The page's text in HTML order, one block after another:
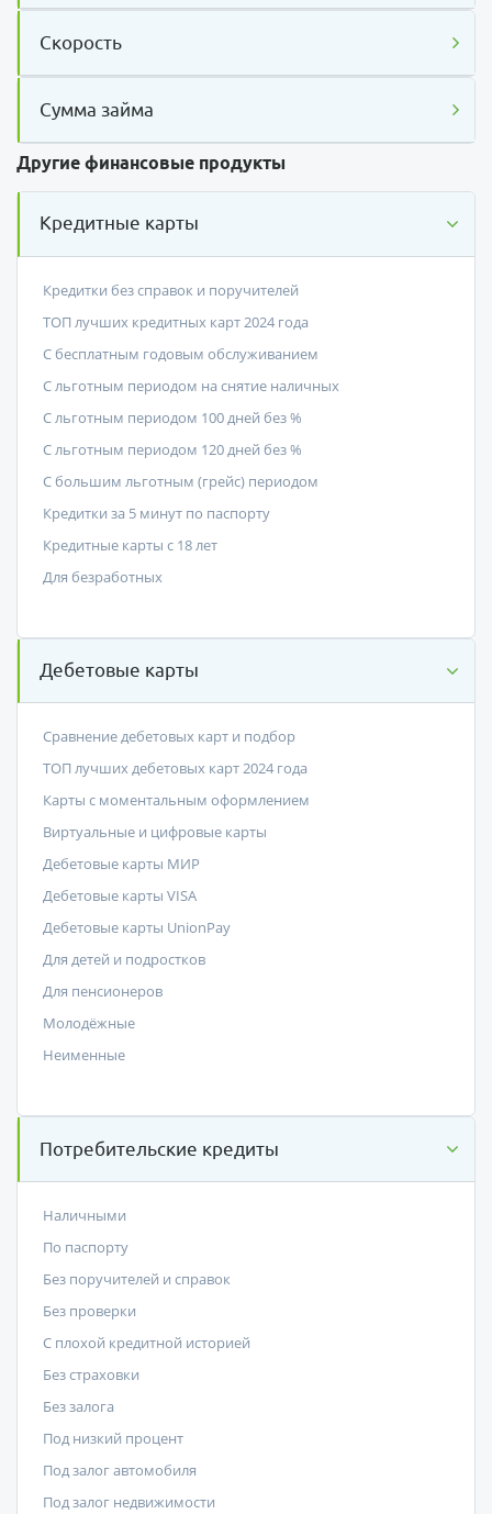
Скорость
Сумма займа
Другие финансовые продукты
Кредитные карты
Кредитки без справок и поручителей
ТОП лучших кредитных карт 2024 года
С бесплатным годовым обслуживанием
С льготным периодом на снятие наличных
С льготным периодом 100 дней без %
С льготным периодом 120 дней без %
С большим льготным (грейс) периодом
Кредитки за 5 минут по паспорту
Кредитные карты с 18 лет
Для безработных
Дебетовые карты
Сравнение дебетовых карт и подбор
ТОП лучших дебетовых карт 2024 года
Карты с моментальным оформлением
Виртуальные и цифровые карты
Дебетовые карты МИР
Дебетовые карты VISA
Дебетовые карты UnionPay
Для детей и подростков
Для пенсионеров
Молодёжные
Неименные
Потребительские кредиты
Наличными
По паспорту
Без поручителей и справок
Без проверки
С плохой кредитной историей
Без страховки
Без залога
Под низкий процент
Под залог автомобиля
Под залог недвижимости